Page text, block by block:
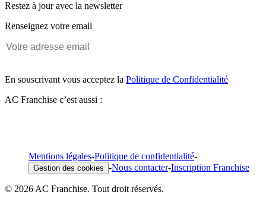
Restez à jour avec la newsletter
Renseignez votre email
En souscrivant vous acceptez la Politique de Confidentialité
AC Franchise c’est aussi :
Mentions légales-Politique de confidentialité-
Gestion des cookies -Nous contacter-Inscription Franchise
© 2026 AC Franchise. Tout droit réservés.